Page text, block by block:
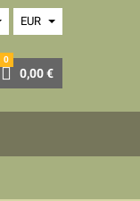
EUR
 0,00 €
0